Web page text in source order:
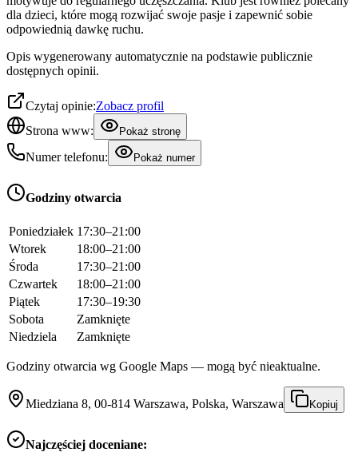
dla dzieci, które mogą rozwijać swoje pasje i zapewnić sobie
odpowiednią dawkę ruchu.
Opis wygenerowany automatycznie na podstawie publicznie
dostępnych opinii.
Czytaj opinie:Zobacz profil
Strona www:
Pokaż stronę
Numer telefonu: Pokaż numer
Godziny otwarcia
Poniedziałek 17:30–21:00
Wtorek
18:00–21:00
Środa
17:30–21:00
Czwartek
18:00–21:00
Piątek
17:30–19:30
Sobota
Zamknięte
Niedziela
Zamknięte
Godziny otwarcia wg Google Maps — mogą być nieaktualne.
Miedziana 8, 00-814 Warszawa, Polska, Warszawa Kopiuj
Najczęściej doceniane: